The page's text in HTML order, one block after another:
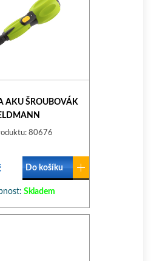
AKU ŠROUBOVÁK
80676
Do košíku
Skladem